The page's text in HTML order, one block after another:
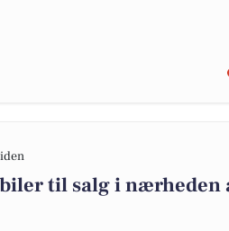
til salg i nærheden